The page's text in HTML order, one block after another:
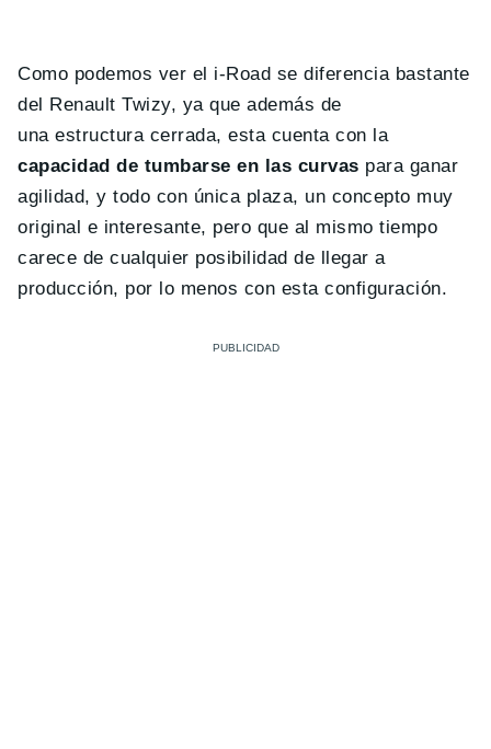
Como podemos ver el i-Road se diferencia bastante
del Renault Twizy, ya que además de
una estructura cerrada, esta cuenta con la
capacidad de tumbarse en las curvas para ganar
agilidad, y todo con única plaza, un concepto muy
original e interesante, pero que al mismo tiempo
carece de cualquier posibilidad de llegar a
producción, por lo menos con esta configuración.